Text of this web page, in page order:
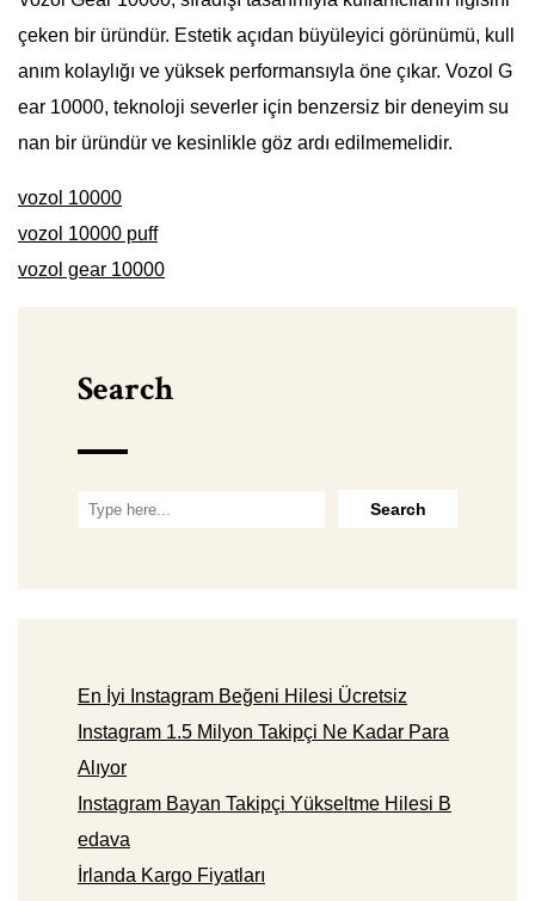
çeken bir üründür. Estetik açıdan büyüleyici görünümü, kull
anım kolaylığı ve yüksek performansıyla öne çıkar. Vozol G
ear 10000, teknoloji severler için benzersiz bir deneyim su
nan bir üründür ve kesinlikle göz ardı edilmemelidir.
vozol 10000
vozol 10000 puff
vozol gear 10000
Search
En İyi Instagram Beğeni Hilesi Ücretsiz
Instagram 1.5 Milyon Takipçi Ne Kadar Para
Alıyor
Instagram Bayan Takipçi Yükseltme Hilesi B
edava
İrlanda Kargo Fiyatları